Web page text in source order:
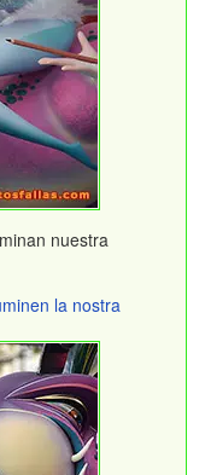
nuestra
la nostra